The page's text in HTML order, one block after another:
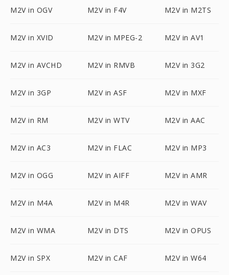
M2V in OGV M2V in F4V M2V in M2TS
M2V in XVID M2V in MPEG-2 M2V in AV1
M2V in AVCHD M2V in RMVB M2V in 3G2
M2V in 3GP M2V in ASF M2V in MXF
M2V in RM M2V in WTV M2V in AAC
M2V in AC3 M2V in FLAC M2V in MP3
M2V in OGG M2V in AIFF M2V in AMR
M2V in M4A M2V in M4R M2V in WAV
M2V in WMA M2V in DTS M2V in OPUS
M2V in SPX M2V in CAF M2V in W64